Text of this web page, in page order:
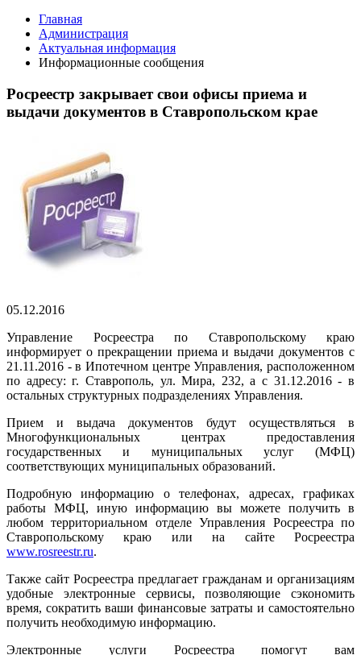
Главная
Администрация
Актуальная информация
Информационные сообщения
Росреестр закрывает свои офисы приема и
выдачи документов в Ставропольском крае
05.12.2016
Управление Росреестра по Ставропольскому краю
информирует о прекращении приема и выдачи документов с
21.11.2016 - в Ипотечном центре Управления, расположенном
по адресу: г. Ставрополь, ул. Мира, 232, а с 31.12.2016 - в
остальных структурных подразделениях Управления.
Прием и выдача документов будут осуществляться в
Многофункциональных центрах предоставления
государственных и муниципальных услуг (МФЦ)
соответствующих муниципальных образований.
Подробную информацию о телефонах, адресах, графиках
работы МФЦ, иную информацию вы можете получить в
любом территориальном отделе Управления Росреестра по
Ставропольскому краю или на сайте Росреестра
www.rosreestr.ru.
Также сайт Росреестра предлагает гражданам и организациям
удобные электронные сервисы, позволяющие сэкономить
время, сократить ваши финансовые затраты и самостоятельно
получить необходимую информацию.
Электронные услуги Росреестра помогут вам